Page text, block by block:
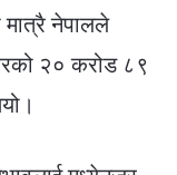
नेपालले
२० करोड ८९